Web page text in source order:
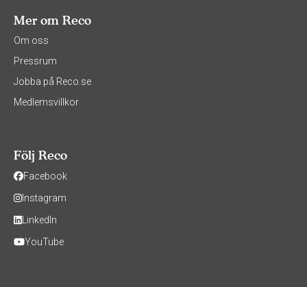
Mer om Reco
Om oss
Pressrum
Jobba på Reco.se
Medlemsvillkor
Följ Reco
Facebook
Instagram
LinkedIn
YouTube